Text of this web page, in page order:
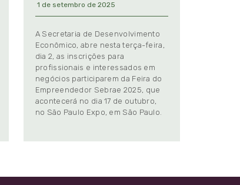
1 de setembro de 2025
A Secretaria de Desenvolvimento
Econômico, abre nesta terça-feira,
dia 2, as inscrições para
profissionais e interessados em
negócios participarem da Feira do
Empreendedor Sebrae 2025, que
acontecerá no dia 17 de outubro,
no São Paulo Expo, em São Paulo.